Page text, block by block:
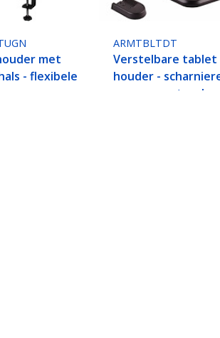
met
- flexibele
ARMTBLTDT
Verstelbare tablet
houder -
- muur